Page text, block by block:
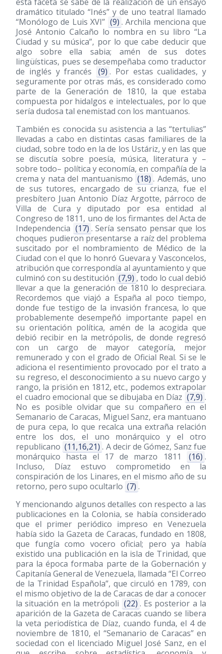
dramático titulado “Inés” y de uno teatral llamado
“Monólogo de Luis XVI” (9) . Archila menciona que
José Antonio Calcaño lo nombra en su libro “La
Ciudad y su música”, por lo que cabe deducir que
algo sobre ella sabia; amén de sus dotes
lingüísticas, pues se desempeñaba como traductor
de inglés y francés
(9) . Por estas cualidades, y
seguramente por otras más, es considerado como
parte de la Generación de 1810, la que estaba
compuesta por hidalgos e intelectuales, por lo que
sería dudosa tal enemistad con los mantuanos.
También es conocida su asistencia a las “tertulias”
llevadas a cabo en distintas casas familiares de la
ciudad, sobre todo en la de los Ustáriz, y en las que
se discutía sobre poesía, música, literatura y –
sobre todo– política y economía, en compañía de la
crema y nata del mantuanismo (18) . Además, uno
de sus tutores, encargado de su crianza, fue el
presbítero Juan Antonio Díaz Argotte, párroco de
Villa de Cura y diputado por esa entidad al
Congreso de 1811, uno de los firmantes del Acta de
Independencia (17) . Sería sensato pensar que los
choques pudieron presentarse a raíz del problema
suscitado por el nombramiento de Médico de la
Ciudad con el que lo honró Guevara y Vasconcelos,
atribución que correspondía al ayuntamiento y que
culminó con su destitución (7,9) , todo lo cual debió
llevar a que la generación de 1810 lo despreciara.
Recordemos que viajó a España al poco tiempo,
donde fue testigo de la invasión francesa, lo que
probablemente desempeñó importante papel en
su orientación política, amén de la acogida que
debió recibir en la metrópolis, de donde regresó
con un cargo de mayor categoría, mejor
remunerado y con el grado de Oficial Real. Si se le
adiciona el resentimiento provocado por el trato a
su regreso, el desconocimiento a su nuevo cargo y
rango, la prisión en 1812, etc., podemos extrapolar
el cuadro emocional que se dibujaba en Díaz (7,9) .
No es posible olvidar que su compañero en el
Semanario de Caracas, Miguel Sanz, era mantuano
de pura cepa, lo que recalca una extraña relación
entre los dos, el uno monárquico y el otro
republicano (11,16,21) . A decir de Gómez, Sanz fue
monárquico hasta el 17 de marzo 1811
(16) .
Incluso, Díaz estuvo comprometido en la
conspiración de los Linares, en el mismo año de su
retorno, pero supo ocultarlo (7) .
Y mencionando algunos detalles con respecto a las
publicaciones en la Colonia, se había considerado
que el primer periódico impreso en Venezuela
había sido la Gazeta de Caracas, fundado en 1808,
que fungía como vocero oficial; pero ya había
existido una publicación en la isla de Trinidad, que
para la época formaba parte de la Gobernación y
Capitanía General de Venezuela, llamada “El Correo
de la Trinidad Española”, que circuló en 1789, con
el mismo objetivo de la de Caracas de dar a conocer
la situación en la metrópoli (22) . Es posterior a la
aparición de la Gazeta de Caracas cuando se libera
la veta periodística de Díaz, cuando funda, el 4 de
noviembre de 1810, el “Semanario de Caracas” en
sociedad con el licenciado Miguel José Sanz, en el